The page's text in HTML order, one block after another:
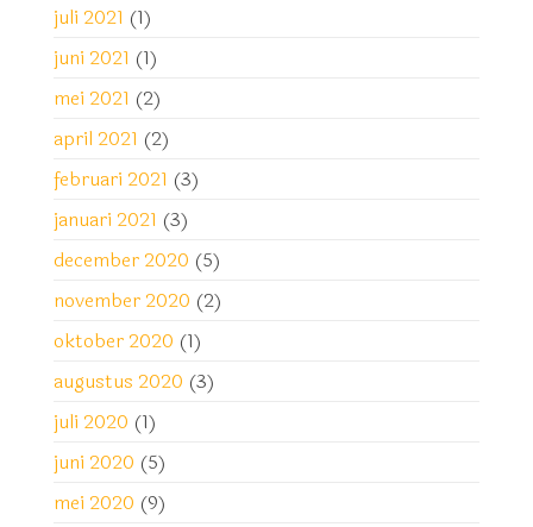
juli 2021 (1)
juni 2021 (1)
mei 2021 (2)
april 2021 (2)
februari 2021 (3)
januari 2021 (3)
december 2020 (5)
november 2020 (2)
oktober 2020 (1)
augustus 2020 (3)
juli 2020 (1)
juni 2020 (5)
mei 2020 (9)